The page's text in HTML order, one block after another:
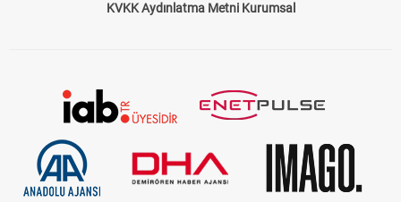
KVKK Aydınlatma Metni Kurumsal